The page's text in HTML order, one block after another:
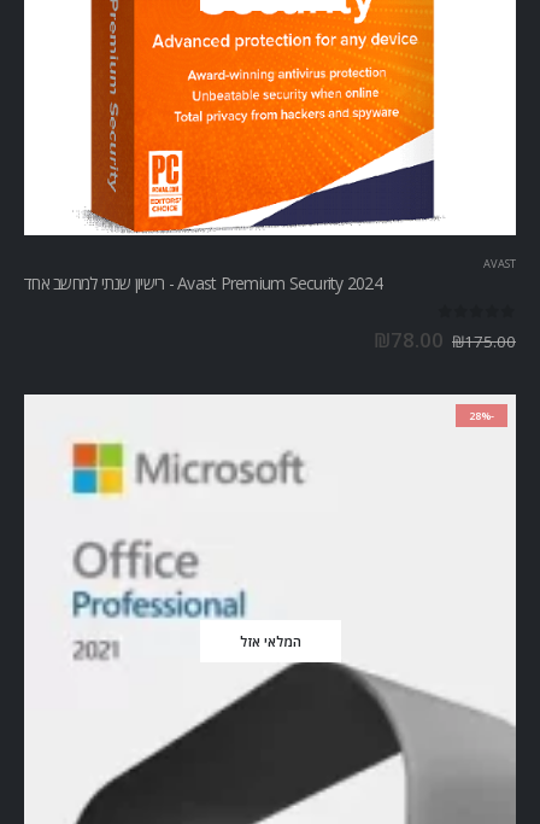
AVAST
Avast Premium Security 2024 - רישיון שנתי למחשב אחד
₪175.00
₪78.00
-28%
המלאי אזל